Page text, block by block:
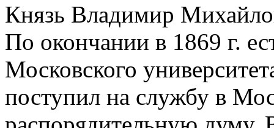
Князь Владимир
По окончании в 1869 г.
Московского
поступил на службу в